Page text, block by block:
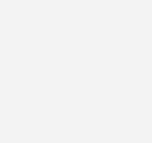
außergewöhnliche Arbeit und seine Verdienste
und höchste Anerkennung“, heißt es
den Standort Wasungen übernimmt künftig
Geschäftsführer. Gemeinsam mit den
und Frank Bußdorf sowie einer starken
in den Fachbereichen wird er die erfolgreiche
fortführen und die Zukunft von Prefa
Ein besonderer Fokus liegt dabei auf
junger Führungskräfte, um das
bestmöglich und nachhaltig für die Zukunft